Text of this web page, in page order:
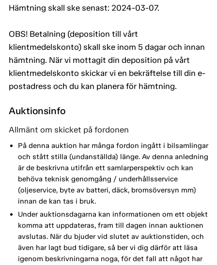
Hämtning skall ske senast: 2024-03-07.
OBS! Betalning (deposition till vårt
klientmedelskonto) skall ske inom 5 dagar och innan
hämtning. När vi mottagit din deposition på vårt
klientmedelskonto skickar vi en bekräftelse till din e-
postadress och du kan planera för hämtning.
Auktionsinfo
Allmänt om skicket på fordonen
På denna auktion har många fordon ingått i bilsamlingar
och stått stilla (undanställda) länge. Av denna anledning
är de beskrivna utifrån ett samlarperspektiv och kan
behöva teknisk genomgång / underhållsservice
(oljeservice, byte av batteri, däck, bromsöversyn mm)
innan de kan tas i bruk.
Under auktionsdagarna kan informationen om ett objekt
komma att uppdateras, fram till dagen innan auktionen
avslutas. När du bjuder vid slutet av auktionstiden, och
även har lagt bud tidigare, så ber vi dig därför att läsa
igenom beskrivningarna noga, för det fall att något har